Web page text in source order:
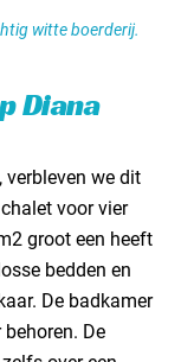
witte boerderij.
Diana
verbleven we dit
voor vier
groot een heeft
bedden en
De badkamer
De